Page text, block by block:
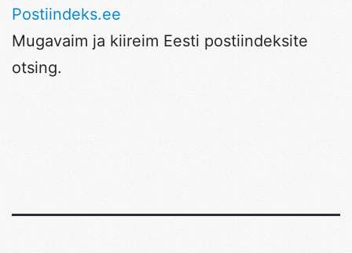
Postiindeks.ee
Mugavaim ja kiireim Eesti postiindeksite
otsing.